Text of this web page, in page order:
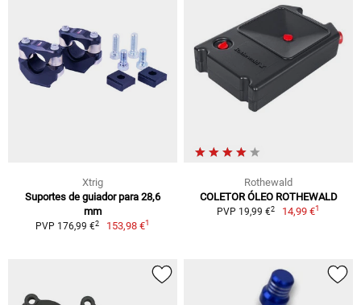
Xtrig
Suportes de guiador para 28,6
mm
PVP 176,99 €2 153,98 €1
Rothewald
COLETOR ÓLEO ROTHEWALD
PVP 19,99 €2 14,99 €1